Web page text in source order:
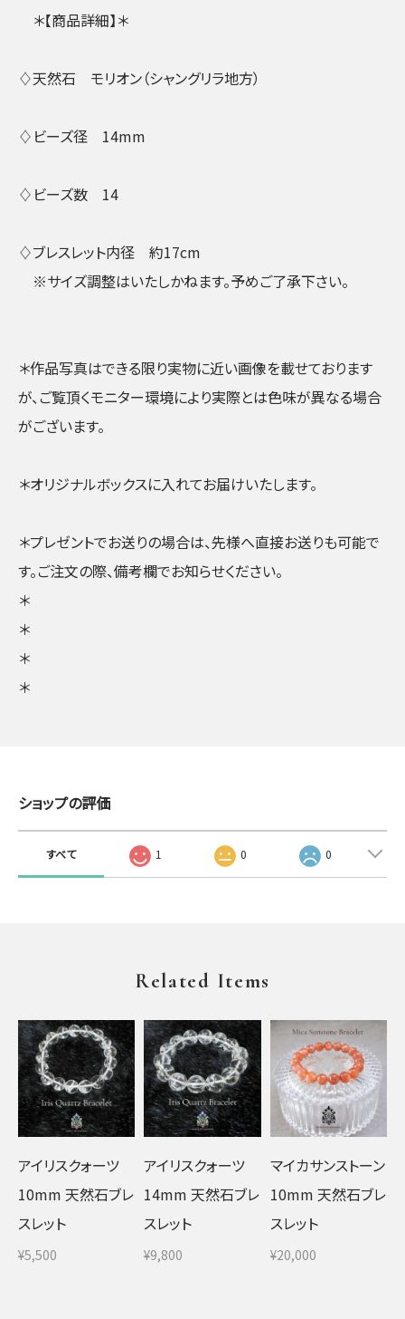
＊【商品詳細】＊
♢天然石 モリオン（シャングリラ地方）
♢ビーズ径 14mm
♢ビーズ数 14
♢ブレスレット内径 約17cm
※サイズ調整はいたしかねます。予めご了承下さい。
＊作品写真はできる限り実物に近い画像を載せております
が、ご覧頂くモニター環境により実際とは色味が異なる場合
がございます。
＊オリジナルボックスに入れてお届けいたします。
＊プレゼントでお送りの場合は、先様へ直接お送りも可能で
す。ご注文の際、備考欄でお知らせください。
＊
＊
＊
＊
ショップの評価
すべて 1 0 0
Related Items
アイリスクォーツ
10mm 天然石ブレ
スレット
¥5,500
アイリスクォーツ
14mm 天然石ブレ
スレット
¥9,800
マイカサンストーン
10mm 天然石ブレ
スレット
¥20,000